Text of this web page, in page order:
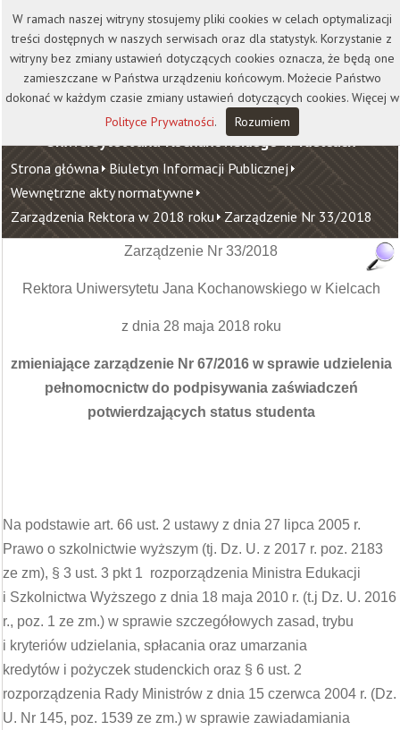
Kontakt Biblioteka
Wydawnictwo
Wirtualna Uczelnia
Uniwersytet Jana Kochanowskiego w Kielcach
Strona główna Biuletyn Informacji Publicznej
Wewnętrzne akty normatywne
Zarządzenia Rektora w 2018 roku Zarządzenie Nr 33/2018
Zarządzenie Nr 33/2018
Rektora Uniwersytetu Jana Kochanowskiego w Kielcach
z dnia 28 maja 2018 roku
zmieniające zarządzenie Nr 67/2016 w sprawie udzielenia
pełnomocnictw do podpisywania zaświadczeń
potwierdzających status studenta
Na podstawie art. 66 ust. 2 ustawy z dnia 27 lipca 2005 r.
Prawo o szkolnictwie wyższym (tj. Dz. U. z 2017 r. poz. 2183
ze zm), § 3 ust. 3 pkt 1 rozporządzenia Ministra Edukacji
i Szkolnictwa Wyższego z dnia 18 maja 2010 r. (t.j Dz. U. 2016
r., poz. 1 ze zm.) w sprawie szczegółowych zasad, trybu
i kryteriów udzielania, spłacania oraz umarzania
kredytów i pożyczek studenckich oraz § 6 ust. 2
rozporządzenia Rady Ministrów z dnia 15 czerwca 2004 r. (Dz.
U. Nr 145, poz. 1539 ze zm.) w sprawie zawiadamiania
W ramach naszej witryny stosujemy pliki cookies w celach optymalizacji
treści dostępnych w naszych serwisach oraz dla statystyk. Korzystanie z
witryny bez zmiany ustawień dotyczących cookies oznacza, że będą one
zamieszczane w Państwa urządzeniu końcowym. Możecie Państwo
dokonać w każdym czasie zmiany ustawień dotyczących cookies. Więcej w
Polityce Prywatności. Rozumiem